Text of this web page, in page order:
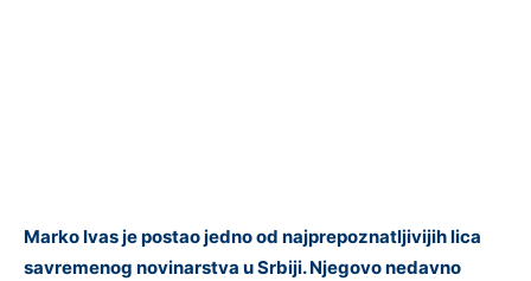
Marko Ivas je postao jedno od najprepoznatljivijih lica
savremenog novinarstva u Srbiji. Njegovo nedavno